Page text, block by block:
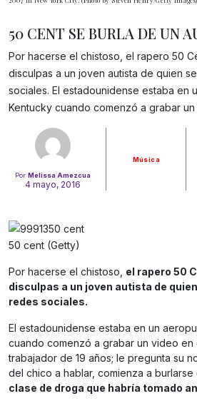
Por Melissa Amezcua
4 mayo, 2016
Música
50 CENT SE BURLA DE UN
Por hacerse el chistoso, el rapero 50
disculpas a un joven autista de quien
sociales. El estadounidense estaba en
Kentucky cuando comenzó a grabar
50 cent (Getty)
Por hacerse el chistoso, el rapero 50
disculpas a un joven autista de
redes sociales.
El estadounidense estaba en un
cuando comenzó a grabar un video en
trabajador de 19 años; le pregunta su
del chico a hablar, comienza a
clase de droga que habría tomado